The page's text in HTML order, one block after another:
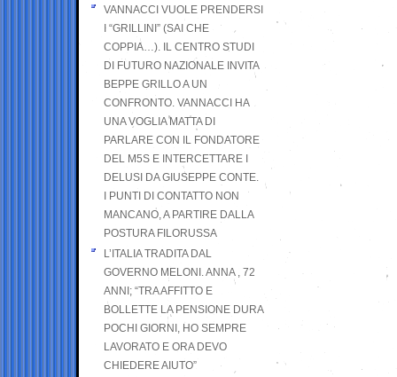
VANNACCI VUOLE PRENDERSI
I “GRILLINI” (SAI CHE
COPPIA…). IL CENTRO STUDI
DI FUTURO NAZIONALE INVITA
BEPPE GRILLO A UN
CONFRONTO. VANNACCI HA
UNA VOGLIA MATTA DI
PARLARE CON IL FONDATORE
DEL M5S E INTERCETTARE I
DELUSI DA GIUSEPPE CONTE.
I PUNTI DI CONTATTO NON
MANCANO, A PARTIRE DALLA
POSTURA FILORUSSA
L’ITALIA TRADITA DAL
GOVERNO MELONI. ANNA , 72
ANNI; “TRA AFFITTO E
BOLLETTE LA PENSIONE DURA
POCHI GIORNI, HO SEMPRE
LAVORATO E ORA DEVO
CHIEDERE AIUTO”